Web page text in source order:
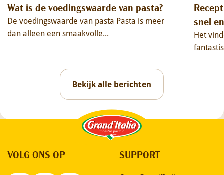
Wat is de voedingswaarde van pasta?
De voedingswaarde van pasta Pasta is meer
dan alleen een smaakvolle...
snel
Het
Bekijk alle berichten
Grand'Italia
VOLG ONS OP SUPPORT